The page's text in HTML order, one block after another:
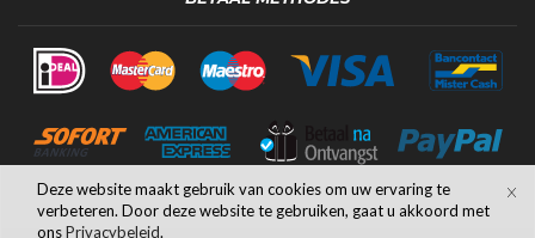
Deze website maakt gebruik van cookies om uw ervaring te
verbeteren. Door deze website te gebruiken, gaat u akkoord met
onsPrivacybeleid.